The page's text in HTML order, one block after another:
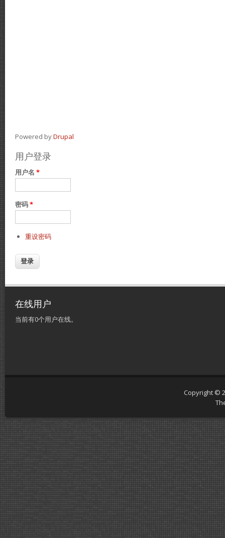
Powered byDrupal
用户登录
用户名 *
密码*
重设密码
在线用户
当前有0个用户在线。
Copyright ©